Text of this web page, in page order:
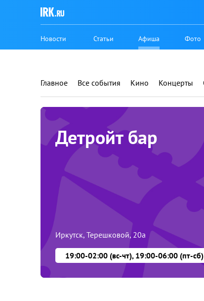
Новости Статьи Афиша Фото
Главное Все события Кино Концерты
Детройт бар
Иркутск, Терешковой, 20а
19:00-02:00 (вс-чт), 19:00-06:00 (пт-сб)